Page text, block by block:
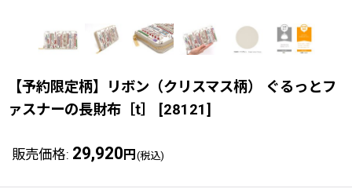
【予約限定柄】リボン（クリスマス柄） ぐるっとフ
ァスナーの長財布［t］
[28121]
販売価格: 29,920 円 (税込)